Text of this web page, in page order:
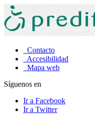
Contacto
Accesibilidad
Mapa web
Síguenos en
Ir a Facebook
Ir a Twitter